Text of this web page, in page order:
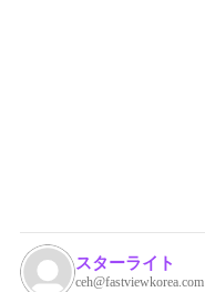
スターライト
ceh@fastviewkorea.com